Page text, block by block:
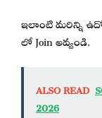
ఇలాంటి మరిన్ని
లో Join అవ్వండి.
ALSO READ
2026